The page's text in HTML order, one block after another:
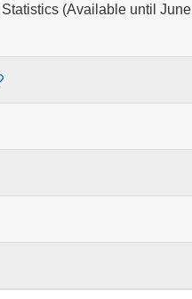
(Available until June